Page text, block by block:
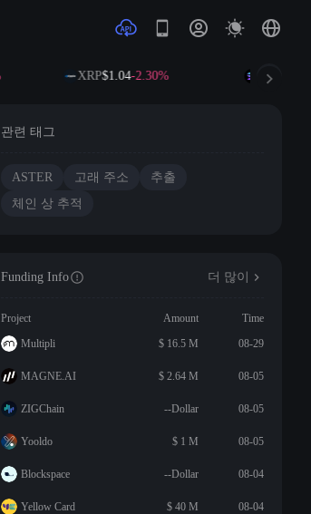
XRP$1.04-2.30% SOL
관련 태그
ASTER 고래 주소
추출
체인 상 추적
Funding Info 더 많이
Project Amount
Time
Multipli
$ 16.5 M 08-29
MAGNE.AI $ 2.64 M 08-05
ZIGChain --Dollar 08-05
Yooldo $ 1 M 08-05
Blockspace --Dollar 08-04
Yellow Card $ 40 M 08-04